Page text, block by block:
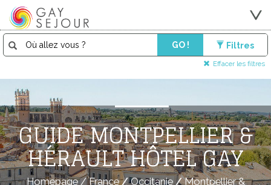
GO ! Filtres
Effacer les filtres
GUIDE MONTPELLIER &
HÉRAULT HÔTEL GAY
Homepage/France/Occitanie/Montpellier &